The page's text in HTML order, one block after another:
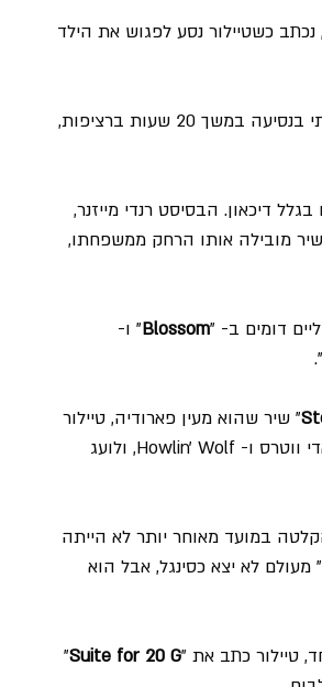
כשטיילור נסע לפגוש את הילד
"התרגשתי מאוד שיש להם ילד, ומאוד התרגשתי שהם קראו לו על שמי, הייתי בנסיעה במשך 20 שעות ברציפות,
דיכאון. הבסיסט רנדי מייזנר,
מובילה אותו הרחק ממשפחתו,
דומים ב- "Blossom" ו-
".
" שיר שהוא מעין פארודיה, טיילור
הגה את השיר אחרי שראה הרבה ילדי קולג' לבנים מנגנים שירי בלוז של מאדי ווטרס ו- Howlin' Wolf, ולועג
במועד מאוחר יותר לא הייתה
" מעולם לא יצא כסינגל, אבל הוא
טיילור כתב את "Suite for 20 G
"